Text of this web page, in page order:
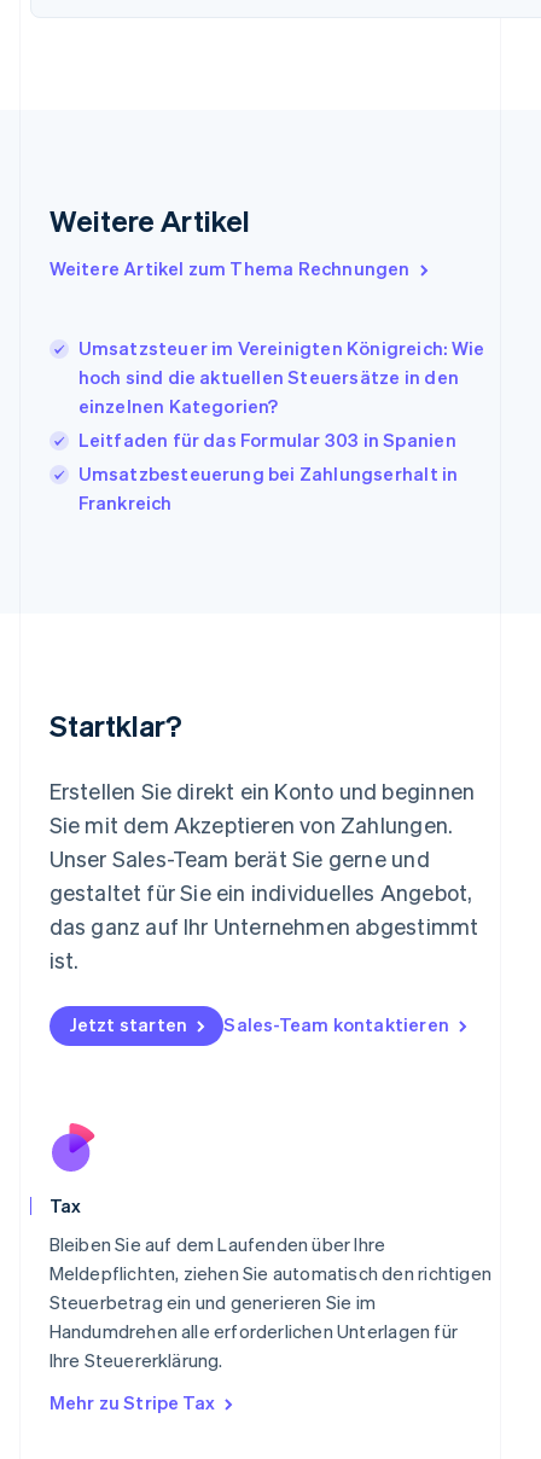
Weitere Artikel
Weitere Artikel zum Thema Rechnungen
Umsatzsteuer im Vereinigten Königreich: Wie
hoch sind die aktuellen Steuersätze in den
einzelnen Kategorien?
Leitfaden für das Formular 303 in Spanien
Umsatzbesteuerung bei Zahlungserhalt in
Frankreich
Startklar?
Erstellen Sie direkt ein Konto und beginnen
Sie mit dem Akzeptieren von Zahlungen.
Unser Sales-Team berät Sie gerne und
gestaltet für Sie ein individuelles Angebot,
das ganz auf Ihr Unternehmen abgestimmt
ist.
Jetzt starten Sales-Team kontaktieren
Tax
Bleiben Sie auf dem Laufenden über Ihre
Meldepflichten, ziehen Sie automatisch den richtigen
Steuerbetrag ein und generieren Sie im
Handumdrehen alle erforderlichen Unterlagen für
Ihre Steuererklärung.
Mehr zu Stripe Tax
Griechenland
English
Italien
ItalianoEnglish
Japan
Kanada
EnglishFrançais
Luxemburg
English简体中文
Malta
Mexiko
EspañolEnglish
Neuseeland
Norwegen
English
English
Portugal
English
Schweden
SvenskaEnglish
Schweiz
DeutschFrançais ItalianoEnglish
Singapur
Slowakei